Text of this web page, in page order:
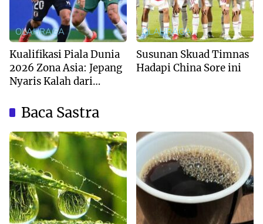
OLAHRAGA
Kualifikasi Piala Dunia
2026 Zona Asia: Jepang
Nyaris Kalah dari
OLAHRAGA
Susunan Skuad Timnas
Hadapi China Sore ini
Baca Sastra